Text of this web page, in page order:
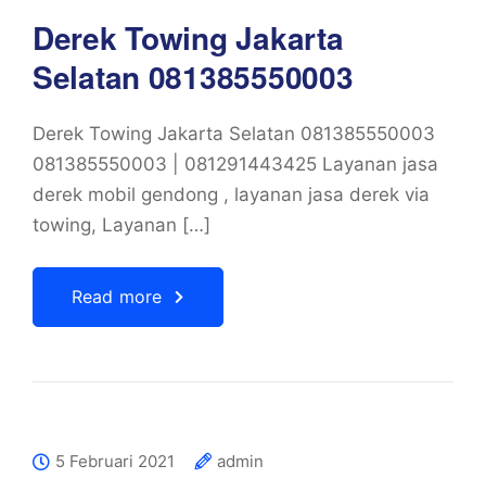
Derek Towing Jakarta
Selatan 081385550003
Derek Towing Jakarta Selatan 081385550003
081385550003 | 081291443425 Layanan jasa
derek mobil gendong , layanan jasa derek via
towing, Layanan […]
Read more
5 Februari 2021
admin